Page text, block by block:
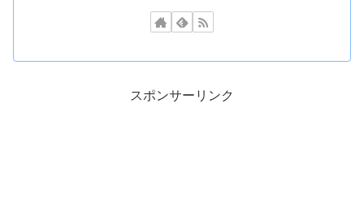
スポンサーリンク